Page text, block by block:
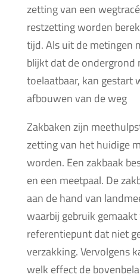
zetting van een
restzetting worden
tijd. Als uit de metingen
blijkt dat de ondergrond
toelaatbaar, kan gestart
afbouwen van de weg
Zakbaken zijn
zetting van het huidige
worden. Een zakbaak
en een meetpaal. De
aan de hand van
waarbij gebruik
referentiepunt dat niet
verzakking. Vervolgens
welk effect de